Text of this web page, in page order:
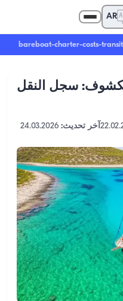
AR
bareboat-charter-costs-
سجل النقل
آخر تحديث: 24.03.2026